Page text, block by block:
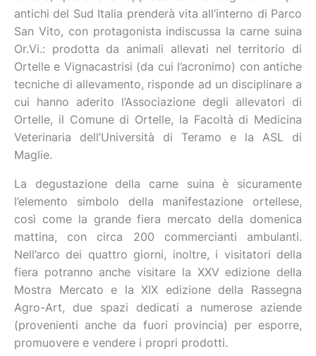
antichi del Sud Italia prenderà vita all’interno di Parco
San Vito, con protagonista indiscussa la carne suina
Or.Vi.: prodotta da animali allevati nel territorio di
Ortelle e Vignacastrisi (da cui l’acronimo) con antiche
tecniche di allevamento, risponde ad un disciplinare a
cui hanno aderito l’Associazione degli allevatori di
Ortelle, il Comune di Ortelle, la Facoltà di Medicina
Veterinaria dell’Università di Teramo e la ASL di
Maglie.
La degustazione della carne suina è sicuramente
l’elemento simbolo della manifestazione ortellese,
così come la grande fiera mercato della domenica
mattina, con circa 200 commercianti ambulanti.
Nell’arco dei quattro giorni, inoltre, i visitatori della
fiera potranno anche visitare la XXV edizione della
Mostra Mercato e la XIX edizione della Rassegna
Agro-Art, due spazi dedicati a numerose aziende
(provenienti anche da fuori provincia) per esporre,
promuovere e vendere i propri prodotti.